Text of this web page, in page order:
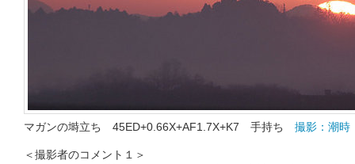
マガンの塒立ち 45ED+0.66X+AF1.7X+K7 手持ち 撮影：潮
＜撮影者のコメント１＞